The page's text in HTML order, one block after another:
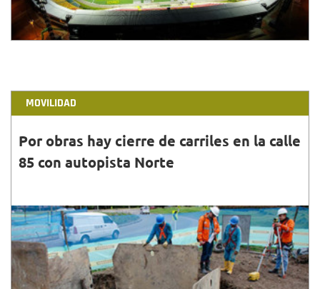
MOVILIDAD
Por obras hay cierre de carriles en la calle
85 con autopista Norte
31•AGO•2024
Los trabajos se realizarán tres fines de semana,
desde las 06:00 p. m. del 31 de agosto hasta las